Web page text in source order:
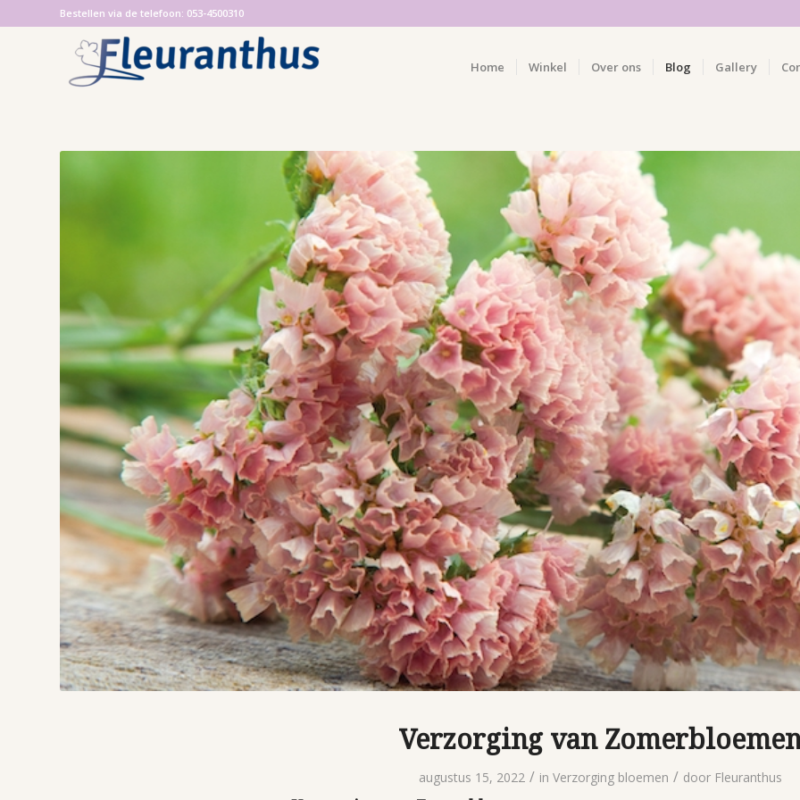
Bestellen via de telefoon: 053-4500310
Home Winkel Over ons Blog Gallery
Verzorging van
augustus 15, 2022 / in Verzorging bloemen / door Fleuranthus